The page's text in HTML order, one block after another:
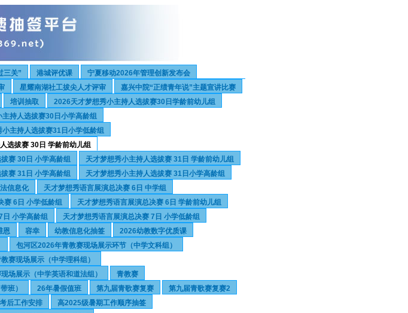
三关” 港城评优课
宁夏移动2026年管理创新发布会
星耀南湖社工拔尖人才评审
嘉兴中院“正绩青年说”主题宣讲比赛
培训抽取
2026天才梦想秀小主持人选拔赛30日学龄前幼儿组
持人选拔赛30日小学高龄组
主持人选拔赛31日小学低龄组
选拔赛 30日 学龄前幼儿组
赛 30日 小学高龄组
天才梦想秀小主持人选拔赛 31日 学龄前幼儿组
赛 31日 小学高龄组
天才梦想秀小主持人选拔赛 31日小学高龄组
信息化
天才梦想秀语言展演总决赛 6日 中学组
赛 6日 小学低龄组
天才梦想秀语言展演总决赛 6日 学龄前幼儿组
日 小学高龄组
天才梦想秀语言展演总决赛 7日 小学低龄组
恩 容幸 幼教信息化抽签
2026幼教数字优质课
包河区2026年青教赛现场展示环节（中学文科组）
赛现场展示（中学理科组）
场展示（中学英语和道法组）
青教赛
班） 26年暑假值班 第九届青歌赛复赛
第九届青歌赛复赛2
后工作安排
高2025级暑期工作顺序抽签